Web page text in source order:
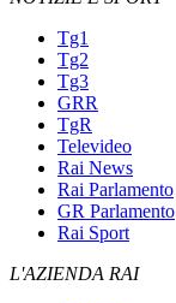
Tg1
Tg2
Tg3
GRR
TgR
Televideo
Rai News
Rai Parlamento
GR Parlamento
Rai Sport
L'AZIENDA RAI